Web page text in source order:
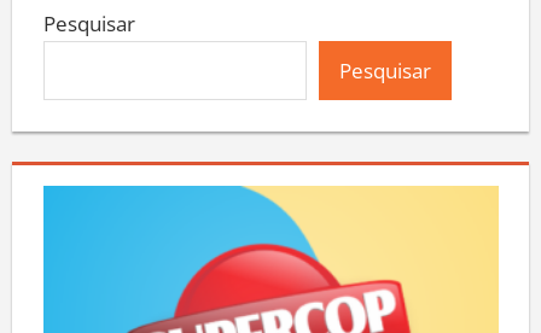
Pesquisar
Pesquisar